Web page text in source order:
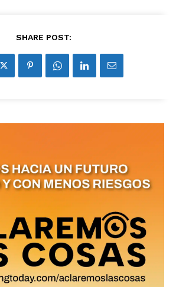
pierdas de las
to our daily clipping and
the news of vaping and
SUBSCRIBIRSE
SHARE POST: